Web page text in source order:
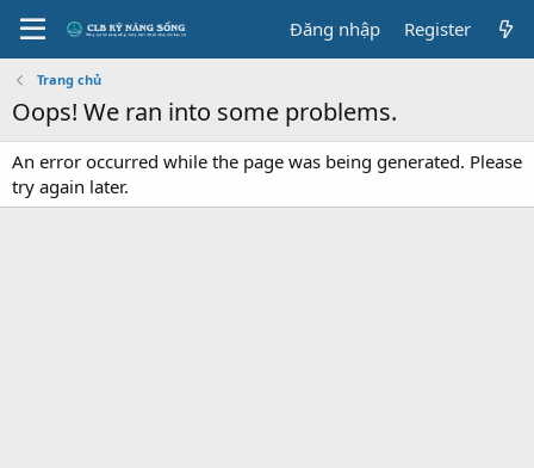
Đăng nhập Register
Trang chủ
Oops! We ran into some problems.
An error occurred while the page was being generated. Please
try again later.